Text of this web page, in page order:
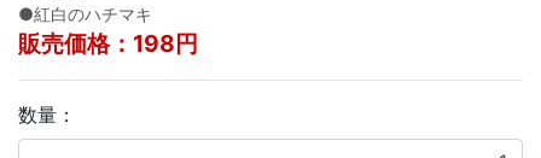
●紅白のハチマキ
販売価格：198円
数量：